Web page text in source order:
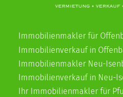
Immobilienmakler für
Immobilienverkauf in
Immobilienmakler Neu-
Immobilienverkauf in Neu-
Ihr Immobilienmakler für